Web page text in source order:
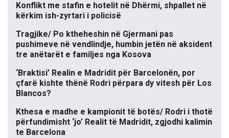
Konflikt me stafin e hotelit në Dhërmi, shpallet në
kërkim ish-zyrtari i policisë
Tragjike/ Po ktheheshin në Gjermani pas
pushimeve në vendlindje, humbin jetën në aksident
tre anëtarët e familjes nga Kosova
‘Braktisi’ Realin e Madridit për Barcelonën, por
çfarë kishte thënë Rodri përpara dy vitesh për Los
Blancos?
Kthesa e madhe e kampionit të botës/ Rodri i thotë
përfundimisht ‘jo’ Realit të Madridit, zgjodhi kalimin
te Barcelona